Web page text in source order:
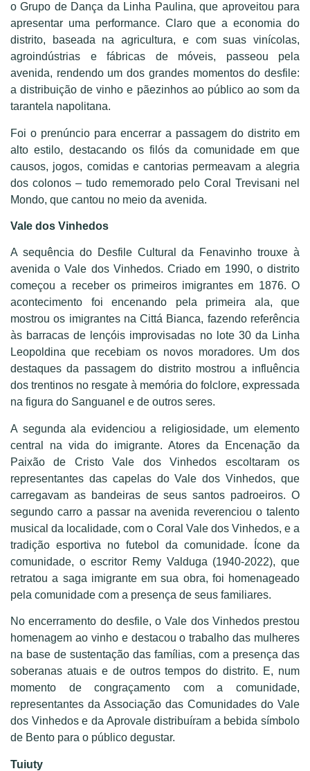
o Grupo de Dança da Linha Paulina, que aproveitou para
apresentar uma performance. Claro que a economia do
distrito, baseada na agricultura, e com suas vinícolas,
agroindústrias e fábricas de móveis, passeou pela
avenida, rendendo um dos grandes momentos do desfile:
a distribuição de vinho e pãezinhos ao público ao som da
tarantela napolitana.
Foi o prenúncio para encerrar a passagem do distrito em
alto estilo, destacando os filós da comunidade em que
causos, jogos, comidas e cantorias permeavam a alegria
dos colonos – tudo rememorado pelo Coral Trevisani nel
Mondo, que cantou no meio da avenida.
Vale dos Vinhedos
A sequência do Desfile Cultural da Fenavinho trouxe à
avenida o Vale dos Vinhedos. Criado em 1990, o distrito
começou a receber os primeiros imigrantes em 1876. O
acontecimento foi encenando pela primeira ala, que
mostrou os imigrantes na Cittá Bianca, fazendo referência
às barracas de lençóis improvisadas no lote 30 da Linha
Leopoldina que recebiam os novos moradores. Um dos
destaques da passagem do distrito mostrou a influência
dos trentinos no resgate à memória do folclore, expressada
na figura do Sanguanel e de outros seres.
A segunda ala evidenciou a religiosidade, um elemento
central na vida do imigrante. Atores da Encenação da
Paixão de Cristo Vale dos Vinhedos escoltaram os
representantes das capelas do Vale dos Vinhedos, que
carregavam as bandeiras de seus santos padroeiros. O
segundo carro a passar na avenida reverenciou o talento
musical da localidade, com o Coral Vale dos Vinhedos, e a
tradição esportiva no futebol da comunidade. Ícone da
comunidade, o escritor Remy Valduga (1940-2022), que
retratou a saga imigrante em sua obra, foi homenageado
pela comunidade com a presença de seus familiares.
No encerramento do desfile, o Vale dos Vinhedos prestou
homenagem ao vinho e destacou o trabalho das mulheres
na base de sustentação das famílias, com a presença das
soberanas atuais e de outros tempos do distrito. E, num
momento de congraçamento com a comunidade,
representantes da Associação das Comunidades do Vale
dos Vinhedos e da Aprovale distribuíram a bebida símbolo
de Bento para o público degustar.
Tuiuty